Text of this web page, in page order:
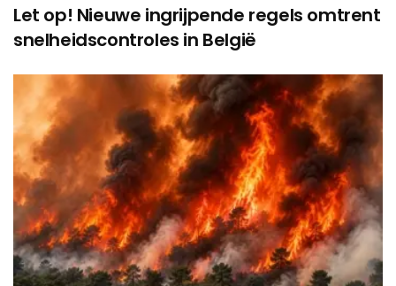
Let op! Nieuwe ingrijpende regels omtrent
snelheidscontroles in België